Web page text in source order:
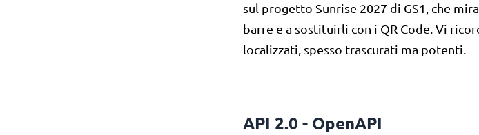
sul progetto Sunrise 2027 di GS1, che
barre e a sostituirli con i QR Code. Vi
localizzati, spesso trascurati ma potenti.
API 2.0 - OpenAPI